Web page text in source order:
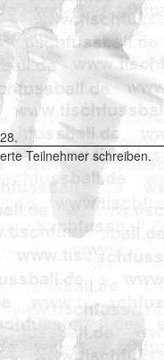
Teilnehmer schreiben.